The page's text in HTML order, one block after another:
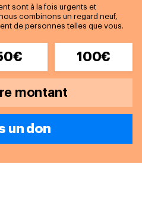
sont à la fois urgents et
combinons un regard neuf,
de personnes telles que vous.
100€
un don